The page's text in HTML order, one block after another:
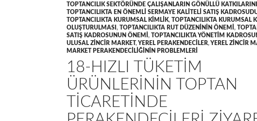
TOPTANCILIK SEKTÖRÜNDE ÇALIŞANLARIN GÖNÜLLÜ
TOPTANCILIKTA EN ÖNEMLI SERMAYE KALITELI SATIŞ
TOPTANCILIKTA KURUMSAL KIMLIK, TOPTANCILIKTA KURUMSAL
OLUŞTURULMASI , TOPTANCILIKTA RUT DÜZENININ ÖNEMI ,
SATIŞ KADROSUNUN ÖNEMI , TOPTANCILIKTA YÖNETIM
ULUSAL ZINCIR MARKET,YEREL PERAKENDECILER,YEREL ZINCIR
MARKET PERAKENDECILIĞININ PROBLEMLERI
18-HIZLI TÜKETIM
ÜRÜNLERININ TOPTAN
TICARETINDE